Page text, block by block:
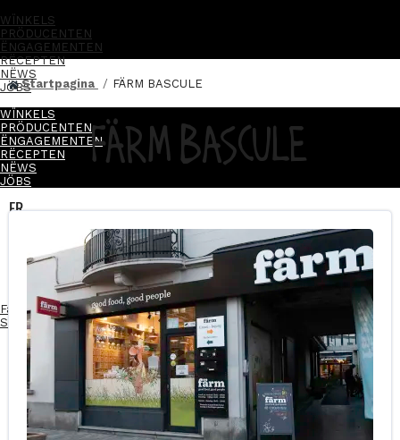
WÏNKELS
PRÖDUCENTEN
ËNGAGEMENTEN
RËCEPTEN
NËWS
JÖBS
WÏNKELS
PRÖDUCENTEN
ËNGAGEMENTEN
RËCEPTEN
NËWS
JÖBS
FR
Facebook-f Instagram Linkedin-in
Start je franchise
Startpagina FÄRM BASCULE
FÄRM BASCULE